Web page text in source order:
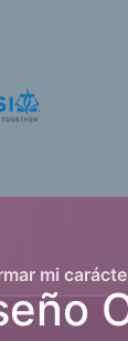
y a poner límites